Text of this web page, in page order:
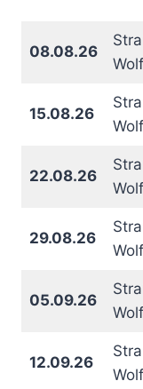
08.08.26
15.08.26
22.08.26
29.08.26
05.09.26
12.09.26